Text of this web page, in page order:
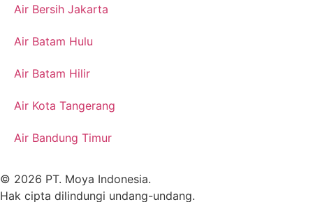
Air Bersih Jakarta
Air Batam Hulu
Air Batam Hilir
Air Kota Tangerang
Air Bandung Timur
© 2026 PT. Moya Indonesia.
Hak cipta dilindungi undang-undang.